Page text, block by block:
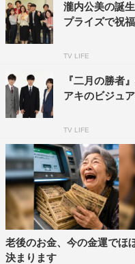
瀧内公美の誕
プライズで祝
TV LIFE
『二月の勝者
アキのビジュ
TV LIFE
老後のお金、今の金運でほ
決まります